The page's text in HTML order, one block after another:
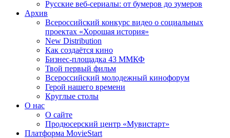
Русские веб-сериалы: от бумеров до зумеров
Архив
Всероссийский конкурс видео о социальных
проектах «Хорошая история»
New Distribution
Как создаётся кино
Бизнес-площадка 43 ММКФ
Твой первый фильм
Всероссийский молодежный кинофорум
Герой нашего времени
Круглые столы
О нас
О сайте
Продюсерский центр «Мувистарт»
Платформа MovieStart